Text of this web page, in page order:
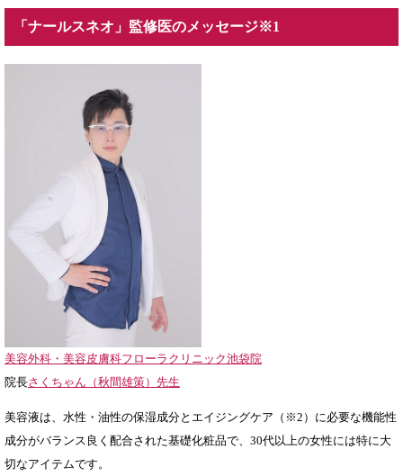
「ナールスネオ」監修医のメッセージ※1
美容外科・美容皮膚科フローラクリニック池袋院
院長さくちゃん（秋間雄策）先生
美容液は、水性・油性の保湿成分とエイジングケア（※2）に必要な機能性
成分がバランス良く配合された基礎化粧品で、30代以上の女性には特に大
切なアイテムです。